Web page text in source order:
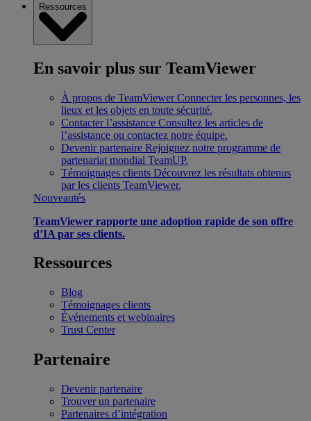
Ressources
En savoir plus sur TeamViewer
À propos de TeamViewer Connecter les personnes, les
lieux et les objets en toute sécurité.
Contacter l’assistance Consultez les articles de
l’assistance ou contactez notre équipe.
Devenir partenaire Rejoignez notre programme de
partenariat mondial TeamUP.
Témoignages clients Découvrez les résultats obtenus
par les clients TeamViewer.
Nouveautés
TeamViewer rapporte une adoption rapide de son offre
d’IA par ses clients.
Ressources
Blog
Témoignages clients
Événements et webinaires
Trust Center
Partenaire
Devenir partenaire
Trouver un partenaire
Partenaires d’intégration